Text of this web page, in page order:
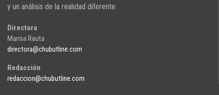
y un análisis de la realidad diferente.
Directora
Marisa Rauta
directora@chubutline.com
Redacción
redaccion@chubutline.com